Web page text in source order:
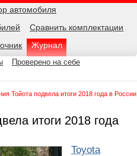
автомобиля
Сравнить комплектации
Журнал
Проверено на себе
Тойота подвела итоги 2018 года в России
итоги 2018 года
Toyota